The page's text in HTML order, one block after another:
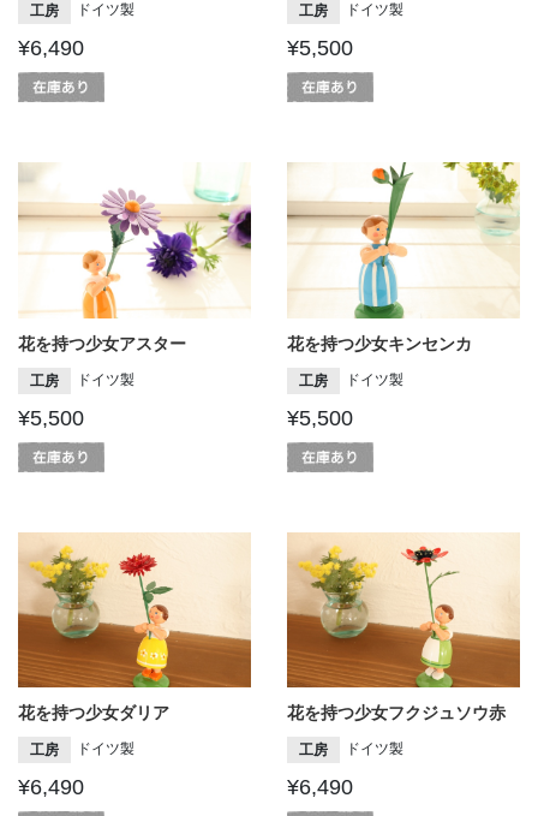
工房 ドイツ製
¥6,490
工房 ドイツ製
¥5,500
花を持つ少女アスター
工房 ドイツ製
¥5,500
花を持つ少女キンセンカ
工房 ドイツ製
¥5,500
花を持つ少女ダリア
工房 ドイツ製
¥6,490
花を持つ少女フクジュソウ赤
工房 ドイツ製
¥6,490